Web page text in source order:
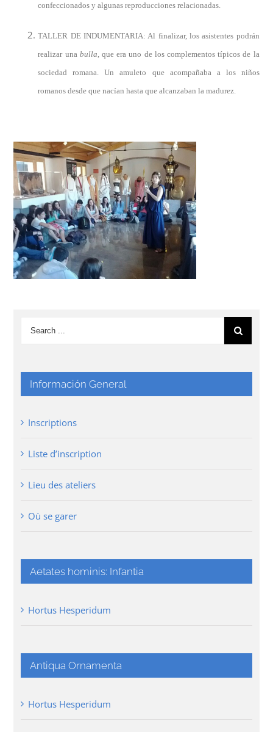
confeccionados y algunas reproducciones relacionadas.
TALLER DE INDUMENTARIA: Al finalizar, los asistentes podrán
realizar una bulla, que era uno de los complementos típicos de la
sociedad romana. Un amuleto que acompañaba a los niños
romanos desde que nacían hasta que alcanzaban la madurez.
Información General
Inscriptions
Liste d’inscription
Lieu des ateliers
Où se garer
Aetates hominis: Infantia
Hortus Hesperidum
Antiqua Ornamenta
Hortus Hesperidum